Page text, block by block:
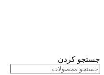
جستجو کردن